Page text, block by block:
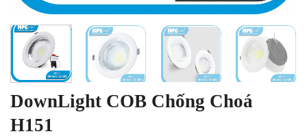
DownLight COB Chống Choá
H151